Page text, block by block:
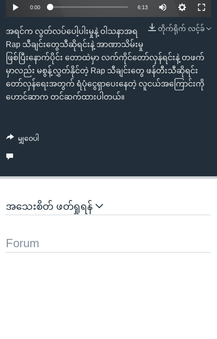
ကြည့်
ရန်
ရှာဖွေ
ရန်
နေရာ
သို့
ဗွီအိုအေ လူမှုကွန်ယက်များ
ဘာသာစကားများ
0:00 6:13
တိုက်ရိုက် လင့်ခ်
အရင်က လွတ်လပ်ပေါ့ပါးမှုနဲ့ ဝါသနာအရ
Rap သီချင်းတွေသီဆိုရင်းနဲ့ အာဏာသိမ်းမှု
ဖြစ်ပြီးနောက်ပိုင်း တောထဲမှာ လက်ကိုင်တော်လှန်ရင်းနဲ့ တဖက်
မှာလည်း မစွန့်လွှတ်နိုင်တဲ့ Rap သီချင်းတွေ ဖန်တီးသီဆိုရင်း
တော်လှန်ရေးအတွက် ရံပုံငွေရှာပေးနေတဲ့ လူငယ်အကြောင်းကို
ဟောင်ဆာက တင်ဆက်ထားပါတယ်။
မျှဝေပါ
အသေးစိတ် ဖတ်ရှုရန်
Forum